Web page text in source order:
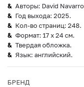
Авторы: David
Год выхода: 2025.
Кол-во страниц: 248.
Формат: 17 x 24 см.
Твердая обложка.
Язык: английский.
БРЕНД